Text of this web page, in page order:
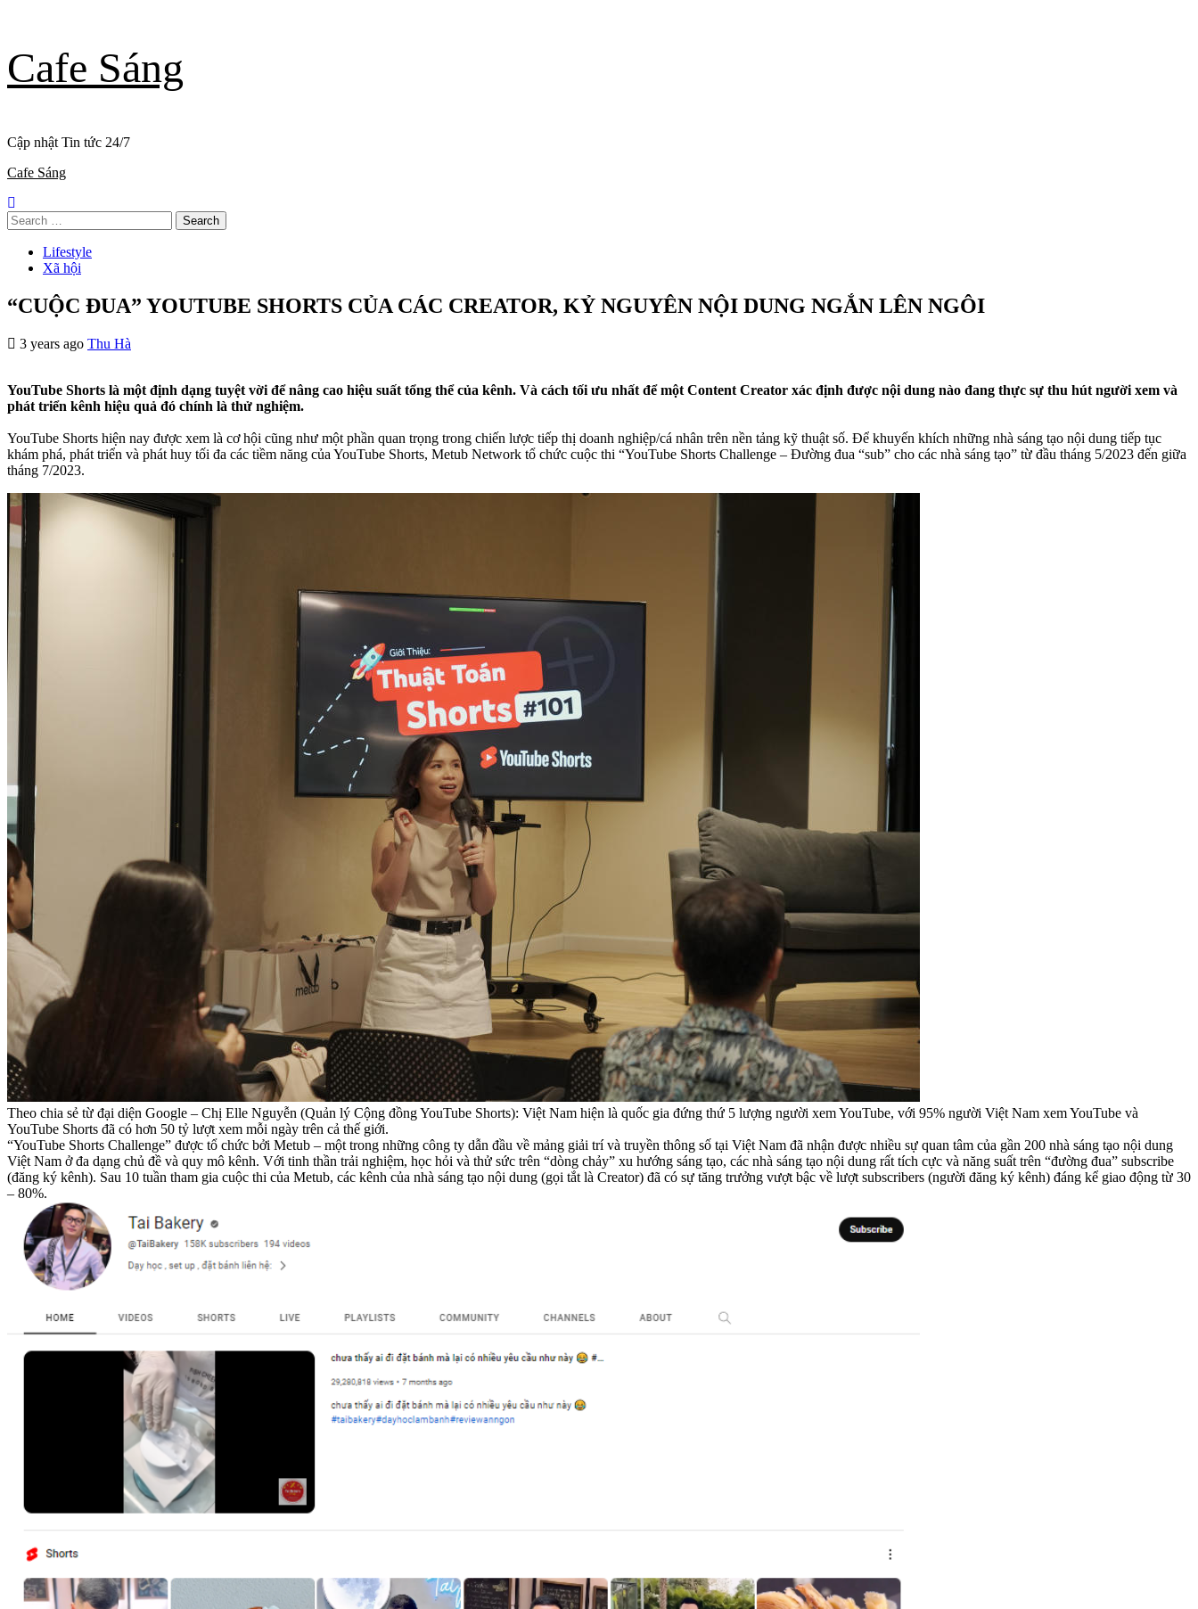
to
content
Cafe Sáng
Cập nhật Tin tức 24/7
Primary
Cafe Sáng
Search
for:
Lifestyle
Xã hội
“CUỘC ĐUA” YOUTUBE SHORTS CỦA CÁC CREATOR, KỶ NGUYÊN NỘI DUNG NGẮN LÊN NGÔI
3 years ago Thu Hà
YouTube Shorts là một định dạng tuyệt vời để nâng cao hiệu suất tổng thể của kênh. Và cách tối ưu nhất để một Content Creator xác định được nội dung nào đang thực sự thu hút người xem và
phát triển kênh hiệu quả đó chính là thử nghiệm.
YouTube Shorts hiện nay được xem là cơ hội cũng như một phần quan trọng trong chiến lược tiếp thị doanh nghiệp/cá nhân trên nền tảng kỹ thuật số. Để khuyến khích những nhà sáng tạo nội dung tiếp tục
khám phá, phát triển và phát huy tối đa các tiềm năng của YouTube Shorts, Metub Network tổ chức cuộc thi “YouTube Shorts Challenge – Đường đua “sub” cho các nhà sáng tạo” từ đầu tháng 5/2023 đến giữa
tháng 7/2023.
Theo chia sẻ từ đại diện Google – Chị Elle Nguyễn (Quản lý Cộng đồng YouTube Shorts): Việt Nam hiện là quốc gia đứng thứ 5 lượng người xem YouTube, với 95% người Việt Nam xem YouTube và
YouTube Shorts đã có hơn 50 tỷ lượt xem mỗi ngày trên cả thế giới.
“YouTube Shorts Challenge” được tổ chức bởi Metub – một trong những công ty dẫn đầu về mảng giải trí và truyền thông số tại Việt Nam đã nhận được nhiều sự quan tâm của gần 200 nhà sáng tạo nội dung
Việt Nam ở đa dạng chủ đề và quy mô kênh. Với tinh thần trải nghiệm, học hỏi và thử sức trên “dòng chảy” xu hướng sáng tạo, các nhà sáng tạo nội dung rất tích cực và năng suất trên “đường đua” subscribe
(đăng ký kênh). Sau 10 tuần tham gia cuộc thi của Metub, các kênh của nhà sáng tạo nội dung (gọi tắt là Creator) đã có sự tăng trưởng vượt bậc về lượt subscribers (người đăng ký kênh) đáng kể giao động từ 30
– 80%.